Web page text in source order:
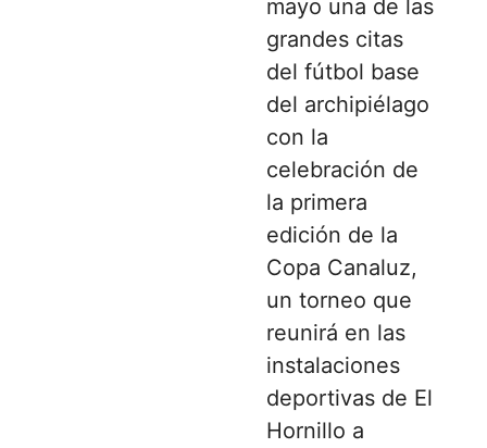
mayo una de las
grandes citas
del fútbol base
del archipiélago
con la
celebración de
la primera
edición de la
Copa Canaluz,
un torneo que
reunirá en las
instalaciones
deportivas de El
Hornillo a